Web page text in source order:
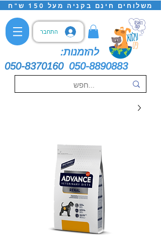
משלוחים חינם בקניה מעל 150 ש"ח
התחבר
להזמנות:
050-8370160 050-8890883